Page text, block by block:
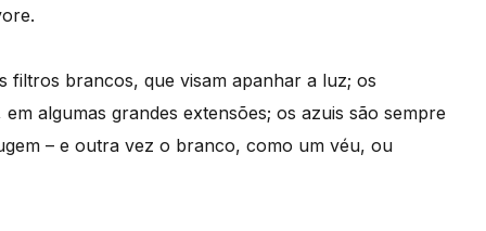
filtros brancos, que visam apanhar a luz; os
algumas grandes extensões; os azuis são sempre
– e outra vez o branco, como um véu, ou